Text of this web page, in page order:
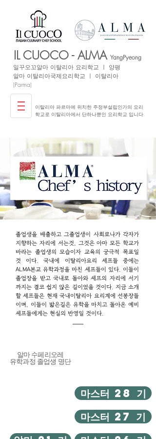
IL CUOCO - ALMA YangPyeong
일꾸오꼬알마 이탈리아 요리학교 ㅣ 양평
​알마 이탈리아국제요리학교 ㅣ 이탈리아
(Parma)
이탈리아 파르마에 위치한 주정부설립인가의 요리
학교로 이탈리아에서 단하나뿐인 요리학교 입니다.
졸업생을 배출하고 그졸업생이 사회로나가 각자가
지향하는 자리에 서는것, 그것은 아마 모든 학교가
바라는 졸업생의 모습이자 교육의 궁극적 목표일
것 이다. 국내에 이탈리아요리 셰프들 중에는
ALMA본교 유학과정을 마친 셰프들이 있다. 이들이
졸업장을 받고 국내로 돌아와 셰프의 자리에 서기
까지는 결코 쉽지 않은 길이었을 것이다. 지금 소개
할 셰프들은 현재 국내이탈리아 요리계에 선봉장들
이며, 이들이 밟은길은 유학을 마치고 돌아온 예비
셰프들에게는 현실의 반영일 것이다.
알마 수페리오레
​유학과정 졸업생 명단
마스터 28 기
마스터 27 기